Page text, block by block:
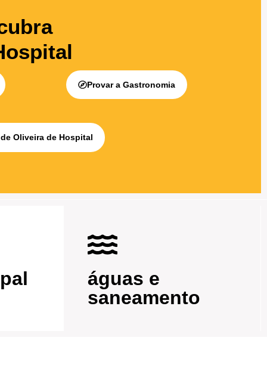
Provar a Gastronomia
Oliveira de Hospital
águas e
saneamento